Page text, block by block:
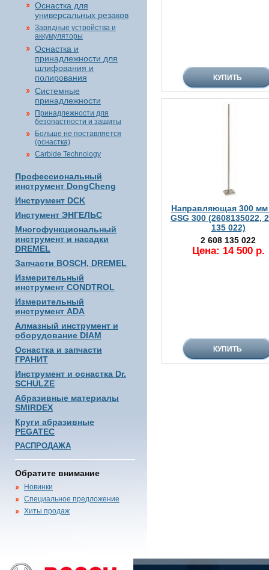
Оснастка для
универсальных резаков
Зарядные устройства и
аккумуляторы
Оснастка и
принадлежности для
шлифования и
полирования
Системные
принадлежности
Принадлежности для
безопастности и защиты
Больше не поставляется
(оснастка)
Carbide Technology
Профессиональный
инструмент DongCheng
Инструмент DCK
Инстумент ЭНГЕЛЬС
Многофункциональный
инструмент и насадки
DREMEL
Запчасти BOSCH, DREMEL
Измерительный
инструмент CONDTROL
Измерительный
инструмент ADA
Алмазный инструмент и
оборудование DIAM
Оснастка и запчасти
ГРАНИТ
Инструмент и оснастка Dr.
SCHULZE
Абразивные материалы
SMIRDEX
Круги абразивные
PEGATEC
РАСПРОДАЖА
Обратите внимание
Новинки
Специальное предложение
Хиты продаж
Направляющая 300 мм
GSG 300 (2608135022,
135 022)
2 608 135 022
Цена: 14 500 р.